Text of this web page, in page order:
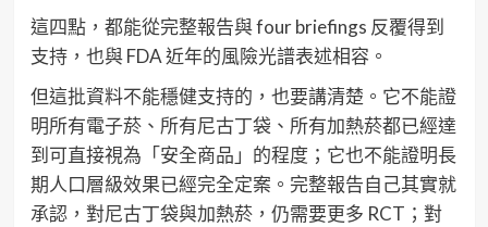
這四點，都能從完整報告與 four briefings 反覆得到
支持，也與 FDA 近年的風險光譜表述相容。
但這批資料不能穩健支持的，也要講清楚。它不能證
明所有電子菸、所有尼古丁袋、所有加熱菸都已經達
到可直接視為「安全商品」的程度；它也不能證明長
期人口層級效果已經完全定案。完整報告自己其實就
承認，對尼古丁袋與加熱菸，仍需要更多 RCT；對